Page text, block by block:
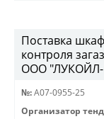
Поставка
контроля
ООО
№: A07-0955-25
Организатор